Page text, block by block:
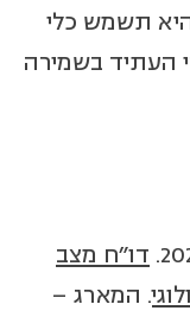
תשמש כלי
העתיד בשמירה
דו"ח מצב
. המארג –